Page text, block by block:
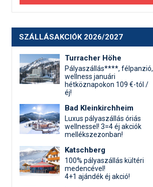
SZÁLLÁSAKCIÓK 2026/2027
Turracher Höhe
Pályaszállás****, félpanzió,
wellness januári
hétköznapokon 109 €-tól /
éj!
Bad Kleinkirchheim
Luxus pályaszállás óriás
wellnessel! 3=4 éj akciók
mellékszezonban!
Katschberg
100% pályaszállás kültéri
medencével!
4+1 ajándék éj akció!